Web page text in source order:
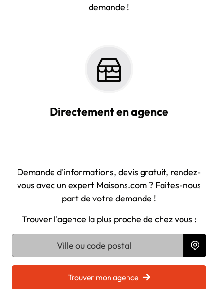
demande !
Directement en agence
Demande d'informations, devis gratuit, rendez-
vous avec un expert Maisons.com ? Faites-nous
part de votre demande !
Trouver l'agence la plus proche de chez vous :
Chargement...
Trouver mon agence